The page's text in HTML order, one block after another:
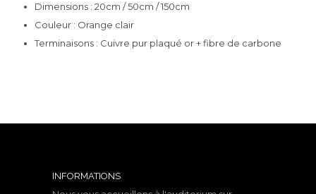
Dimensions : 20cm / 50cm / 150cm
Couleur : Orange clair
Terminaisons : Cuivre pur plaqué or + fibre de carbone
INFORMATIONS